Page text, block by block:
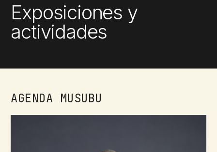
Exposiciones y
actividades
AGENDA MUSUBU